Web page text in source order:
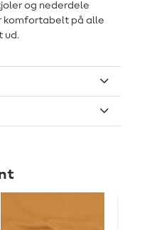
og nederdele
komfortabelt på alle
ud.